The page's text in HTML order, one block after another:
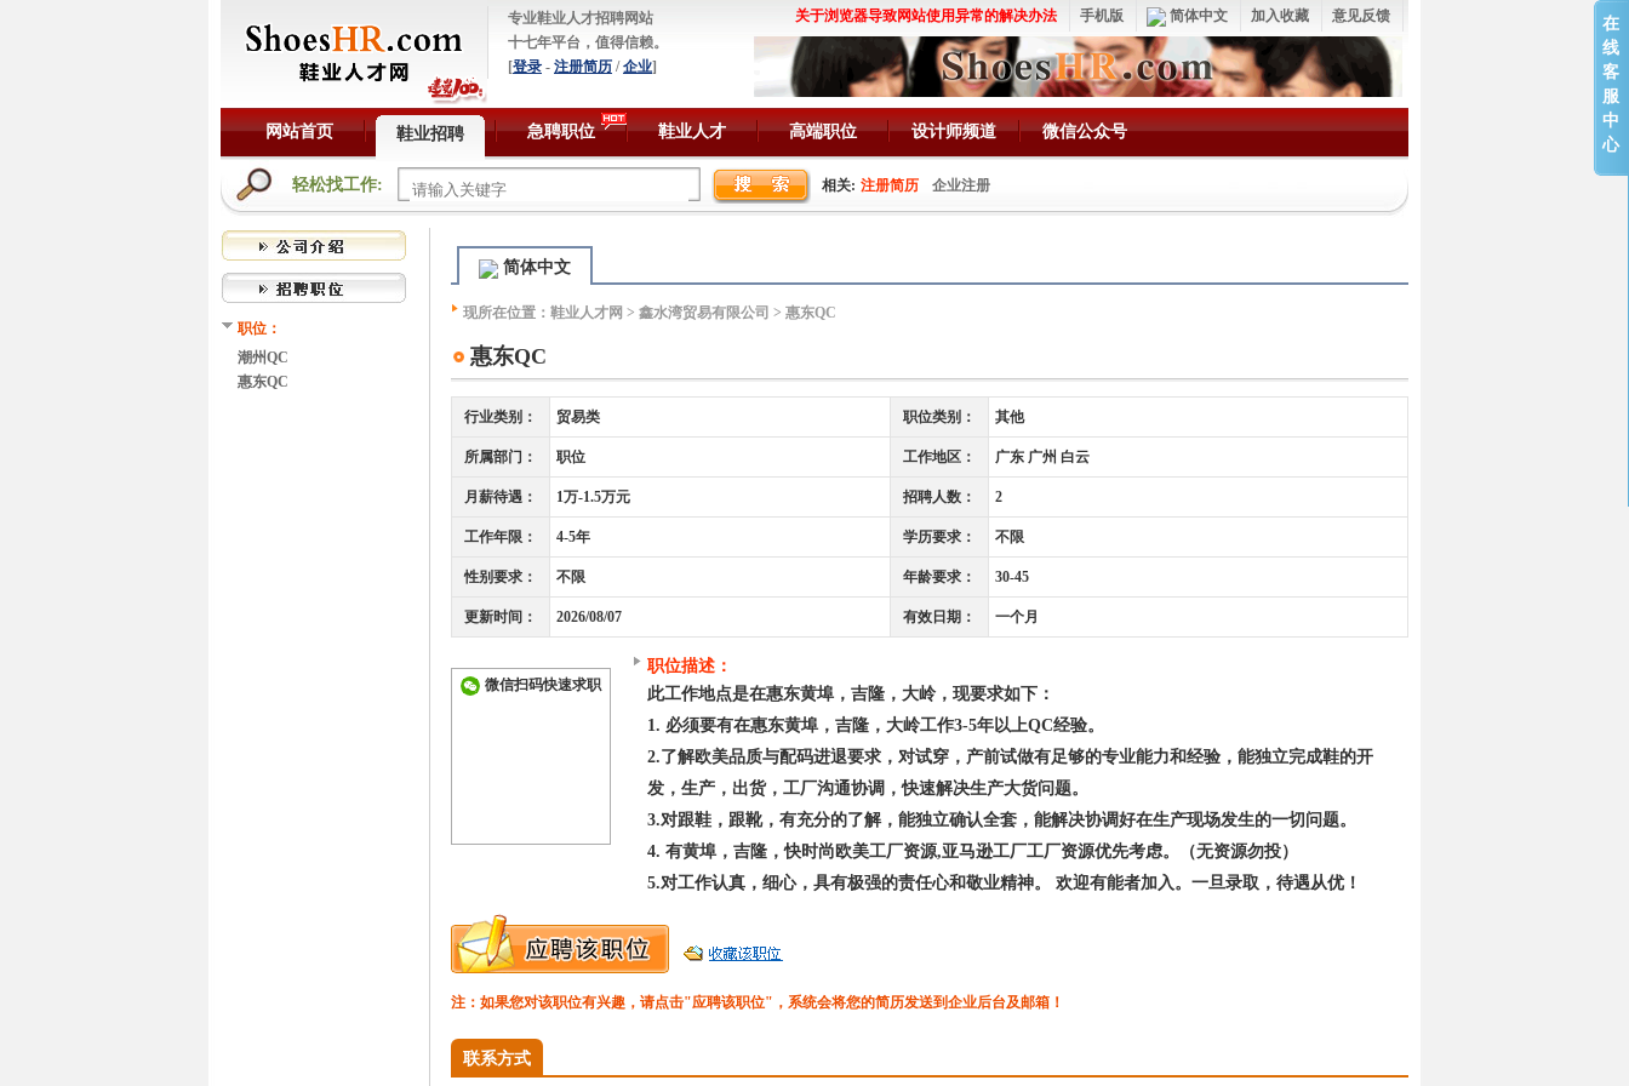
专业鞋业人才招聘网站
十七年平台，值得信赖。
[登录 - 注册简历 /企业]
意见反馈
加入收藏
简体中文
手机版
关于浏览器导致网站使用异常的解决办法
网站首页 鞋业招聘 急聘职位 鞋业人才 高端职位 设计师频道 微信公众号
轻松找工作: 相关: 注册简历 企业注册
简体中文
现所在位置： 鞋业人才网 > 鑫水湾贸易有限公司 > 惠东QC
惠东QC
行业类别： 贸易类 职位类别： 其他
所属部门： 职位 工作地区： 广东 广州 白云
月薪待遇： 1万-1.5万元 招聘人数： 2
工作年限： 4-5年 学历要求： 不限
性别要求： 不限 年龄要求： 30-45
更新时间： 2026/08/07 有效日期： 一个月
微信扫码快速求职
职位描述：
此工作地点是在惠东黄埠，吉隆，大岭，现要求如下：
1. 必须要有在惠东黄埠，吉隆，大岭工作3-5年以上QC经验。
2.了解欧美品质与配码进退要求，对试穿，产前试做有足够的专业能力和经验，能独立完成鞋的开
发，生产，出货，工厂沟通协调，快速解决生产大货问题。
3.对跟鞋，跟靴，有充分的了解，能独立确认全套，能解决协调好在生产现场发生的一切问题。
4. 有黄埠，吉隆，快时尚欧美工厂资源,亚马逊工厂工厂资源优先考虑。（无资源勿投）
5.对工作认真，细心，具有极强的责任心和敬业精神。 欢迎有能者加入。一旦录取，待遇从优！
注：如果您对该职位有兴趣，请点击"应聘该职位"，系统会将您的简历发送到企业后台及邮箱！
联系方式
职位：
潮州QC
惠东QC
在
线
客
服
中
心